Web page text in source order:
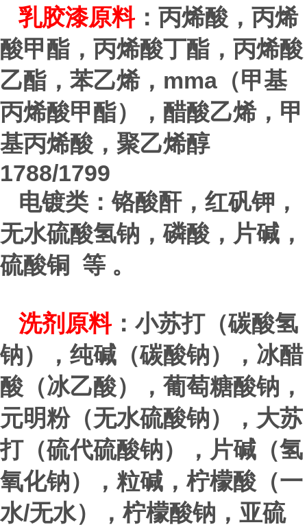
乳胶漆原料 ：丙烯酸，丙烯
酸甲酯，丙烯酸丁酯，丙烯酸
乙酯，苯乙烯， mma （甲基
丙烯酸甲酯），醋酸乙烯，甲
基丙烯酸，聚乙烯醇
1788/1799
电镀类：铬酸酐，红矾钾，
无水硫酸氢钠，磷酸，片碱，
硫酸铜 等 。
洗剂原料 ：小苏打（碳酸氢
钠），纯碱（碳酸钠），冰醋
酸（冰乙酸），葡萄糖酸钠，
元明粉（无水硫酸钠），大苏
打（硫代硫酸钠），片碱（氢
氧化钠），粒碱，柠檬酸（一
水/无水），柠檬酸钠，亚硫